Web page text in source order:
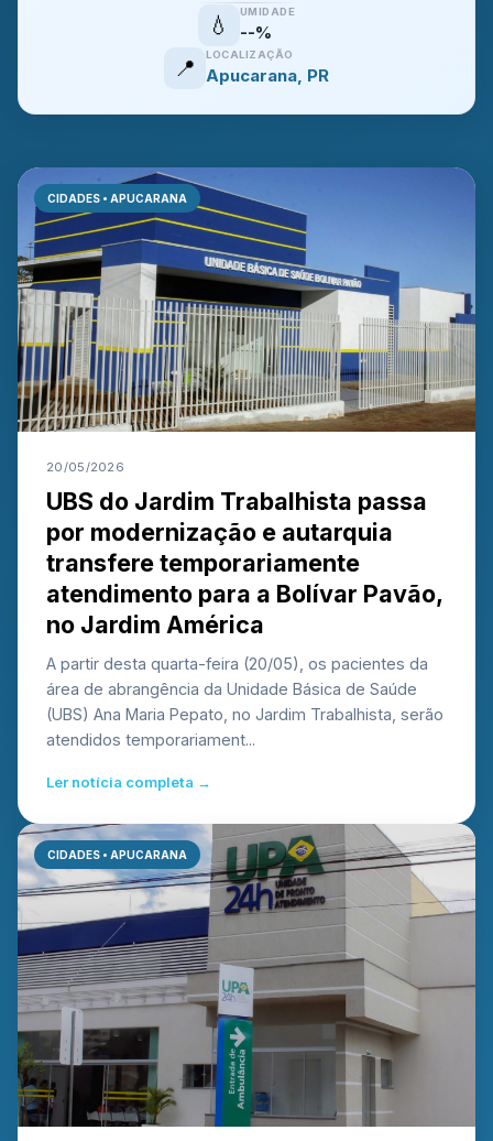
💧 UMIDADE
--%
📍 LOCALIZAÇÃO
Apucarana, PR
CIDADES • APUCARANA
20/05/2026
UBS do Jardim Trabalhista passa
por modernização e autarquia
transfere temporariamente
atendimento para a Bolívar Pavão,
no Jardim América
A partir desta quarta-feira (20/05), os pacientes da
área de abrangência da Unidade Básica de Saúde
(UBS) Ana Maria Pepato, no Jardim Trabalhista, serão
atendidos temporariament...
Ler notícia completa →
CIDADES • APUCARANA